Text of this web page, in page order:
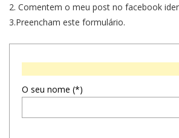
2. Comentem o meu post no facebook
3.Preencham este formulário.
O seu nome (*)